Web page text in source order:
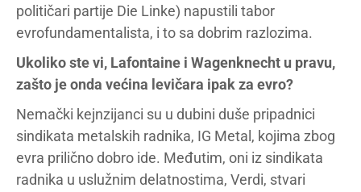
političari partije Die Linke) napustili tabor
evrofundamentalista, i to sa dobrim razlozima.
Ukoliko ste vi, Lafontaine i Wagenknecht u pravu,
zašto je onda većina levičara ipak za evro?
Nemački kejnzijanci su u dubini duše pripadnici
sindikata metalskih radnika, IG Metal, kojima zbog
evra prilično dobro ide. Međutim, oni iz sindikata
radnika u uslužnim delatnostima, Verdi, stvari